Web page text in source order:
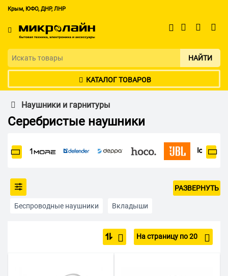
Крым, ЮФО, ДНР, ЛНР
НАЙТИ
КАТАЛОГ ТОВАРОВ
Наушники и гарнитуры
Серебристые наушники
Беспроводные наушники Вкладыши
Детские
РАЗВЕРНУТЬ
На страницу по 20